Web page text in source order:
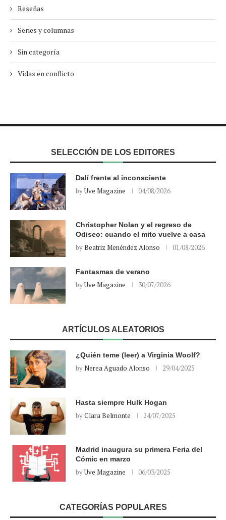
Reseñas
Series y columnas
Sin categoría
Vidas en conflicto
SELECCIÓN DE LOS EDITORES
Dalí frente al inconsciente
byUve Magazine 04/08/2026
Christopher Nolan y el regreso de
Odiseo: cuando el mito vuelve a casa
byBeatriz Menéndez Alonso 01/08/2026
Fantasmas de verano
byUve Magazine 30/07/2026
ARTÍCULOS ALEATORIOS
¿Quién teme (leer) a Virginia Woolf?
byNerea Aguado Alonso 29/04/2025
Hasta siempre Hulk Hogan
byClara Belmonte 24/07/2025
Madrid inaugura su primera Feria del
Cómic en marzo
byUve Magazine 06/03/2025
CATEGORÍAS POPULARES